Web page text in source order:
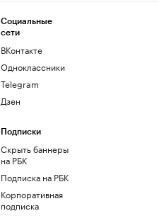
Социальные
сети
ВКонтакте
Одноклассники
Telegram
Дзен
Подписки
Скрыть баннеры
на РБК
Подписка на РБК
Корпоративная
подписка